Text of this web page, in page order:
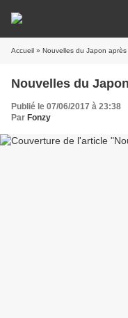
Accueil » Nouvelles du Japon après
Nouvelles du
Publié le 07/06/2017 à 23:38
Par Fonzy